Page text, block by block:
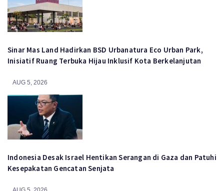
Sinar Mas Land Hadirkan BSD Urbanatura Eco Urban Park,
Inisiatif Ruang Terbuka Hijau Inklusif Kota Berkelanjutan
AUG 5, 2026
Indonesia Desak Israel Hentikan Serangan di Gaza dan Patuhi
Kesepakatan Gencatan Senjata